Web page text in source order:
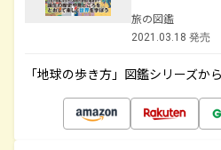
旅の図鑑
2021.03.18 発売
「地球の歩き方」図鑑シリーズか